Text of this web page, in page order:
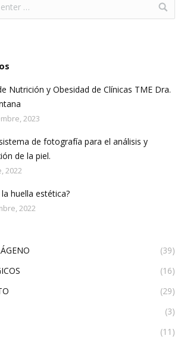
Nutrición y Obesidad de Clínicas TME Dra.
2023
de fotografía para el análisis y
de la piel.
2022
huella estética?
2022
(39)
(16)
(29)
(3)
(11)